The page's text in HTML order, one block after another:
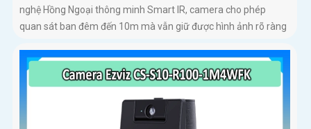
nghệ Hồng Ngoại thông minh Smart IR, camera cho phép
quan sát ban đêm đến 10m mà vẫn giữ được hình ảnh rõ ràng